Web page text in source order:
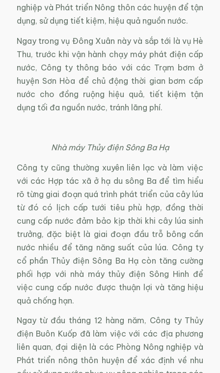
nghiệp và Phát triển Nông thôn các huyện để tận
dụng, sử dụng tiết kiệm, hiệu quả nguồn nước.
Ngay trong vụ Đông Xuân này và sắp tới là vụ Hè
Thu, trước khi vận hành chạy máy phát điện cấp
nước, Công ty thông báo với các Trạm bơm ở
huyện Sơn Hòa để chủ động thời gian bơm cấp
nước cho đồng ruộng hiệu quả, tiết kiệm tận
dụng tối đa nguồn nước, tránh lãng phí.
Nhà máy Thủy điện Sông Ba Hạ
Công ty cũng thường xuyên liên lạc và làm việc
với các Hợp tác xã ở hạ du sông Ba để tìm hiểu
rõ từng giai đoạn quá trình phát triển của cây lúa
từ đó có lịch cấp tưới tiêu phù hợp, đồng thời
cung cấp nước đảm bảo kịp thời khi cây lúa sinh
trưởng, đặc biệt là giai đoạn đầu trỗ bông cần
nước nhiều để tăng năng suất của lúa. Công ty
cổ phần Thủy điện Sông Ba Hạ còn tăng cường
phối hợp với nhà máy thủy điện Sông Hinh để
việc cung cấp nước được thuận lợi và tăng hiệu
quả chống hạn.
Ngay từ đầu tháng 12 hàng năm, Công ty Thủy
điện Buôn Kuốp đã làm việc với các địa phương
liên quan, đại diện là các Phòng Nông nghiệp và
Phát triển nông thôn huyện để xác định về nhu